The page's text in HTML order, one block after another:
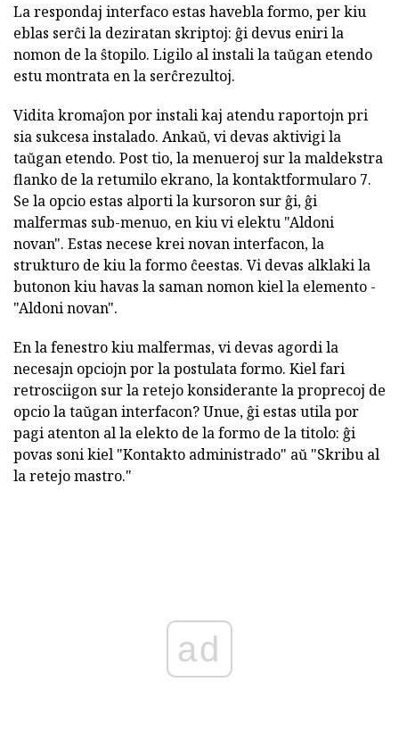
La respondaj interfaco estas havebla formo, per kiu
eblas serĉi la deziratan skriptoj: ĝi devus eniri la
nomon de la ŝtopilo. Ligilo al instali la taŭgan etendo
estu montrata en la serĉrezultoj.
Vidita kromaĵon por instali kaj atendu raportojn pri
sia sukcesa instalado. Ankaŭ, vi devas aktivigi la
taŭgan etendo. Post tio, la menueroj sur la maldekstra
flanko de la retumilo ekrano, la kontaktformularo 7.
Se la opcio estas alporti la kursoron sur ĝi, ĝi
malfermas sub-menuo, en kiu vi elektu "Aldoni
novan". Estas necese krei novan interfacon, la
strukturo de kiu la formo ĉeestas. Vi devas alklaki la
butonon kiu havas la saman nomon kiel la elemento -
"Aldoni novan".
En la fenestro kiu malfermas, vi devas agordi la
necesajn opciojn por la postulata formo. Kiel fari
retrosciigon sur la retejo konsiderante la proprecoj de
opcio la taŭgan interfacon? Unue, ĝi estas utila por
pagi atenton al la elekto de la formo de la titolo: ĝi
povas soni kiel "Kontakto administrado" aŭ "Skribu al
la retejo mastro."
ad